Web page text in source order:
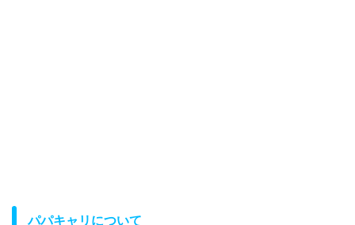
パパキャリについて